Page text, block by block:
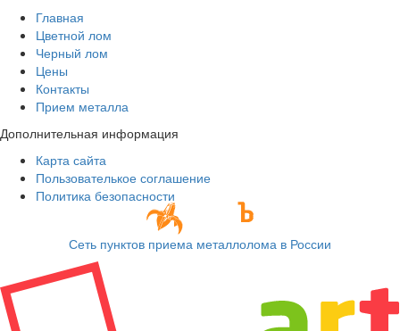
Главная
Цветной лом
Черный лом
Цены
Контакты
Прием металла
Дополнительная информация
Карта сайта
Пользователькое соглашение
Политика безопасности
Сеть пунктов приема металлолома в России